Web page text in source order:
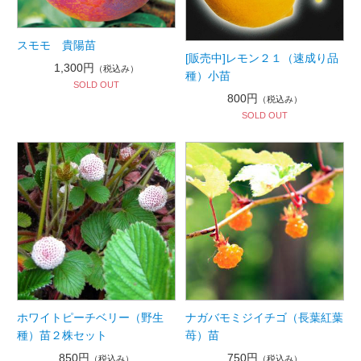
スモモ 貴陽苗
1,300円
（税込み）
SOLD OUT
[販売中]レモン２１（速成り品
種）小苗
800円
（税込み）
SOLD OUT
ホワイトピーチベリー（野生
種）苗２株セット
850円
（税込み）
ナガバモミジイチゴ（長葉紅葉
苺）苗
750円
（税込み）